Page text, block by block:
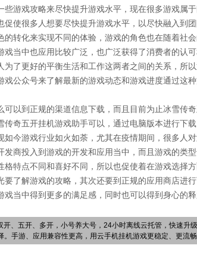
游戏攻略来尽快提升游戏水平，现在很多游戏属
使很多人想要尽快提升游戏水平，以尽快融入到
转化来实现不同的体验，游戏的角色也在随着社
当中也应用比较广泛，也广泛获得了消费者的认
了更好的平衡生活和工作这两者之间的关系，所
公众号来了解最新的游戏动态和游戏进度通过这
以到正规的渠道信息下载，而且目前为止冰雪传
奇五开挂机游戏助手可以，通过电脑版本进行下载
今游戏行业如火如荼，尤其在疫情期间，很多人
商投入到游戏的开发和应用当中，而且游戏的类
特点不同和喜好不同，所以也促使着在游戏选择
了解游戏的攻略，其次还要到正规的应用商店进行
当中得到更多的满足感，同时也可以得到身心的释
、五开、多开，小号养大号，24小时离线云托管，快速升级
手游、应用兼容性更高，用云手机挂机游戏更稳定、更流畅